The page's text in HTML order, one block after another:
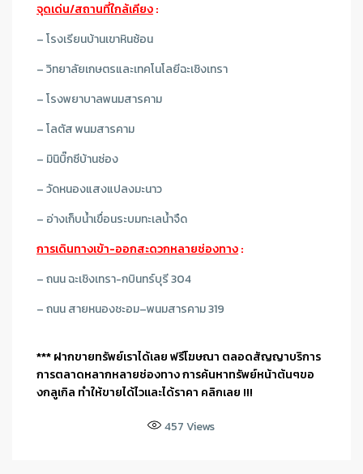
จุดเด่น/สถานที่ใกล้เคียง:
– โรงเรียนบ้านเขาหินซ้อน
– วิทยาลัยเกษตรและเทคโนโลยีฉะเชิงเทรา
– โรงพยาบาลพนมสารคาม
– โลตัส พนมสารคาม
– มินิบิ๊กซีบ้านซ่อง
– วัดหนองแสงแปลงมะนาว
– อ่างเก็บน้ำเขื่อนระบมทะเลน้ำจืด
การเดินทางเข้า-ออกสะดวกหลายช่องทาง:
– ถนน ฉะเชิงเทรา-กบินทร์บุรี 304
– ถนน สายหนองชะอม–พนมสารคาม 319
*** ฝากขายทรัพย์เราได้เลย ฟรีโฆษณา ตลอดสัญญาบริการ
การตลาดหลากหลายช่องทาง การค้นหาทรัพย์หน้าต้นๆขอ
งกลูเกิล ทำให้ขายได้ไวและได้ราคา คลิกเลย !!!
457Views